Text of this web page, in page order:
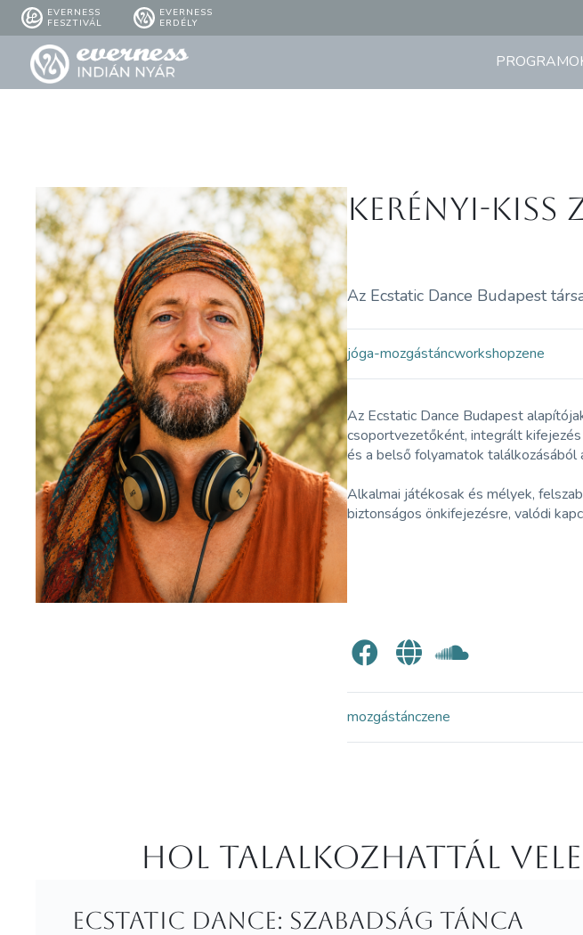
EVERNESS
FESZTIVÁL
EVERNESS
ERDÉLY
Kerényi-Kiss
Az Ecstatic Dance Budapest
jóga-mozgástáncworkshopzene
Az Ecstatic Dance Budapest
csoportvezetőként, integrált
és a belső folyamatok
Alkalmai játékosak és mélyek,
biztonságos önkifejezésre, valódi
mozgástánczene
Hol Talalkozhattál
Ecstatic Dance: Szabadság tánca